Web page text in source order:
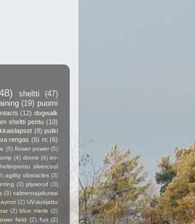
sheltti
(47)
(19) puomi
(12) dogwalk
sheltti pentu (10)
(8) putki
rengas (6) rc (6)
(5) flower power (5)
(4) drone (4) ev-
silvercool
agility obstacles (3)
(3) plywood (3)
(3) valmentajakurssi
(2) UV-suojattu
(2) blue merle (2)
field (2) fun (2)